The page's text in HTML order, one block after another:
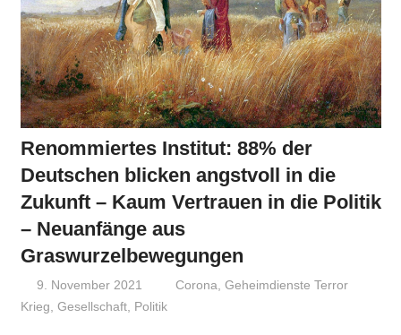
Renommiertes Institut: 88% der
Deutschen blicken angstvoll in die
Zukunft – Kaum Vertrauen in die Politik
– Neuanfänge aus
Graswurzelbewegungen
9. November 2021 Niki Vogt
Corona,Geheimdienste Terror
Krieg, Gesellschaft, Politik